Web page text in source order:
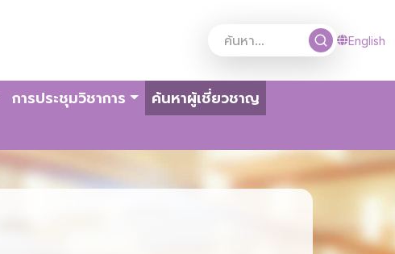
English
การประชุมวิชาการ ค้นหาผู้เชี่ยวชาญ(current)